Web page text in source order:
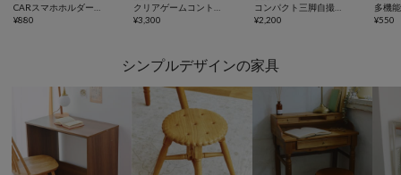
¥880
¥3,300
¥2,200 ¥550
シンプルデザインの家具